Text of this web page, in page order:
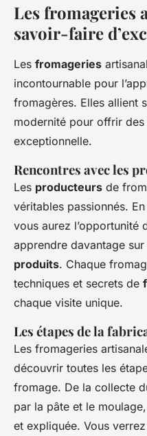
Les fromageries
savoir-faire
Les fromageries
incontournable pour
fromagères. Elles allient
modernité pour offrir des
exceptionnelle.
Rencontres avec les
Les producteurs de
véritables passionnés.
vous aurez l’opportunité
apprendre davantage
produits. Chaque
techniques et secrets de
chaque visite unique.
Les étapes de la
Les fromageries
découvrir toutes les
fromage. De la collecte
par la pâte et le
et expliquée. Vous